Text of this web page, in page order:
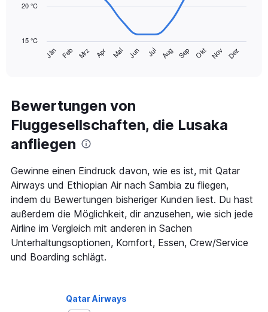
has
categories.
Range:
14
categories.
The
has
1
Y
axis
displaying
values.
Range:
15
to
Jän Feb Mrz Apr Mai Jun Jul Aug Sep Okt Nov Dez
15 °C
20 °C
Bewertungen von
Fluggesellschaften, die Lusaka
anfliegen
Gewinne einen Eindruck davon, wie es ist, mit Qatar
Airways und Ethiopian Air nach Sambia zu fliegen,
indem du Bewertungen bisheriger Kunden liest. Du hast
außerdem die Möglichkeit, dir anzusehen, wie sich jede
Airline im Vergleich mit anderen in Sachen
Unterhaltungsoptionen, Komfort, Essen, Crew/Service
und Boarding schlägt.
Qatar Airways